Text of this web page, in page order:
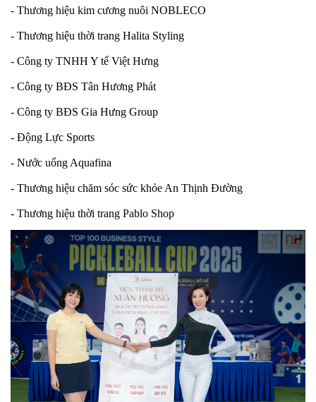
- Thương hiệu kim cương nuôi NOBLECO
- Thương hiệu thời trang Halita Styling
- Công ty TNHH Y tế Việt Hưng
- Công ty BĐS Tân Hương Phát
- Công ty BĐS Gia Hưng Group
- Động Lực Sports
- Nước uống Aquafina
- Thương hiệu chăm sóc sức khỏe An Thịnh Đường
- Thương hiệu thời trang Pablo Shop